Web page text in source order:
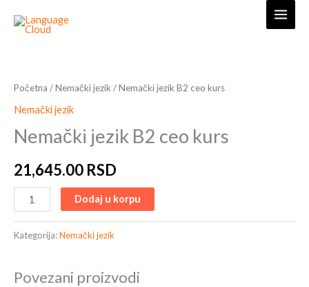
Početna /Nemački jezik / Nemački jezik B2 ceo kurs
Nemački jezik
Nemački jezik B2 ceo kurs
21,645.00 RSD
B2
ceo
količina
Dodaj u korpu
Kategorija:Nemački jezik
Povezani proizvodi